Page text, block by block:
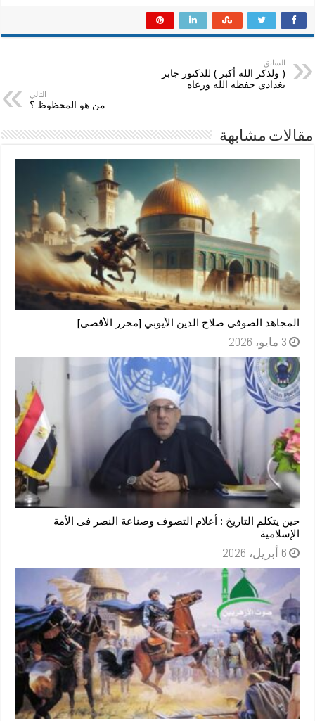
السابق
( ولذكر الله أكبر ) للدكتور جابر
بغدادي حفظه الله ورعاه
التالي
من هو المحظوظ ؟
مقالات مشابهة
المجاهد الصوفى صلاح الدين الأيوبي [محرر الأقصى]
3 مايو، 2026
حين يتكلم التاريخ : أعلام التصوف وصناعة النصر فى الأمة
الإسلامية
6 أبريل، 2026